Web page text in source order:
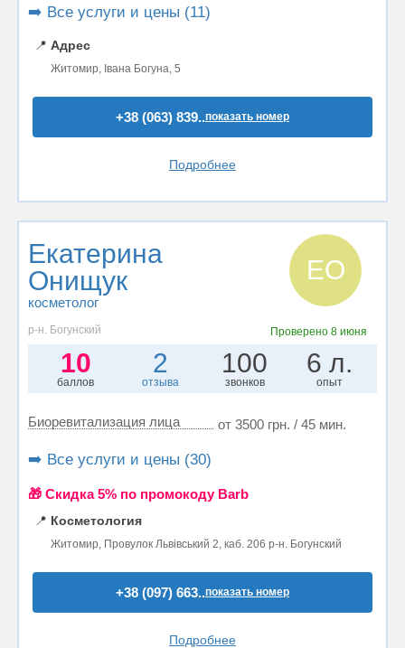
➡️ Все услуги и цены (11)
📍 Адрес
Житомир, Івана Богуна, 5
+38 (063) 839..показать номер
Подробнее
Екатерина
Онищук
косметолог
ЕО
р-н. Богунский Проверено8 июня
10
баллов
2
отзыва
100
звонков
6 л.
опыт
Биоревитализация лица от 3500 грн. / 45 мин.
➡️ Все услуги и цены (30)
🎁 Cкидка 5% по промокоду Barb
📍 Косметология
Житомир, Провулок Львівський 2, каб. 206 р-н. Богунский
+38 (097) 663..показать номер
Подробнее